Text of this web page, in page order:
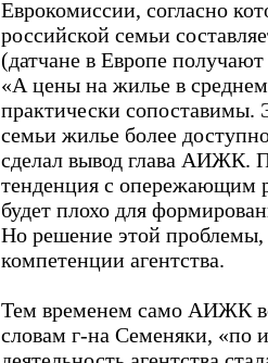
Еврокомиссии, согласно
российской семьи
(датчане в Европе
«А цены на жилье в
практически сопоставимы.
семьи жилье более
сделал вывод глава АИЖК.
тенденция с опережающим
будет плохо для
Но решение этой
компетенции агентства.
Тем временем само АИЖК
словам г-на Семеняки, «по